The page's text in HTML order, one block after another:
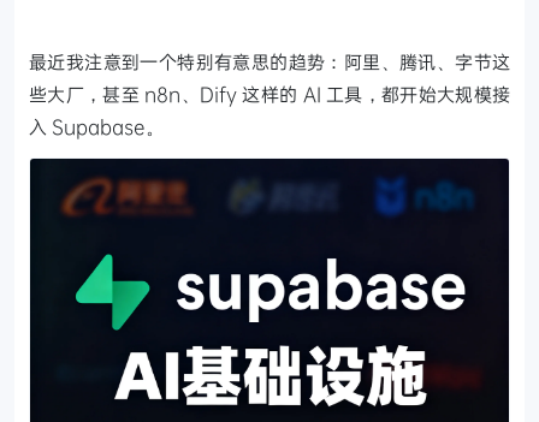
最近我注意到一个特别有意思的趋势：阿里、腾讯、字节这
些大厂，甚至 n8n、Dify 这样的 AI 工具，都开始大规模接
入 Supabase。